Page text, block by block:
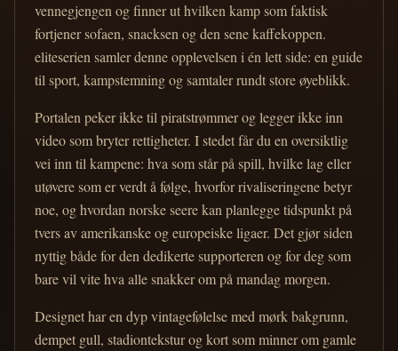
vennegjengen og finner ut hvilken kamp som faktisk
fortjener sofaen, snacksen og den sene kaffekoppen.
eliteserien samler denne opplevelsen i én lett side: en guide
til sport, kampstemning og samtaler rundt store øyeblikk.
Portalen peker ikke til piratstrømmer og legger ikke inn
video som bryter rettigheter. I stedet får du en oversiktlig
vei inn til kampene: hva som står på spill, hvilke lag eller
utøvere som er verdt å følge, hvorfor rivaliseringene betyr
noe, og hvordan norske seere kan planlegge tidspunkt på
tvers av amerikanske og europeiske ligaer. Det gjør siden
nyttig både for den dedikerte supporteren og for deg som
bare vil vite hva alle snakker om på mandag morgen.
Designet har en dyp vintagefølelse med mørk bakgrunn,
dempet gull, stadiontekstur og kort som minner om gamle